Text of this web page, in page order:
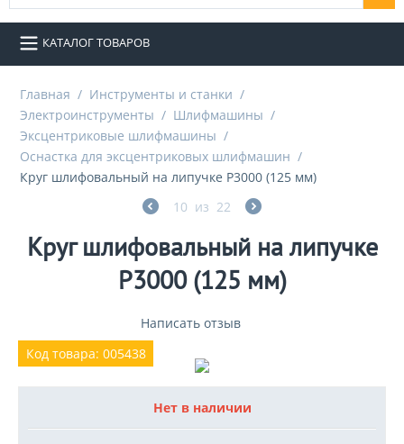
КАТАЛОГ ТОВАРОВ
Главная / Инструменты и станки /
Электроинструменты / Шлифмашины /
Эксцентриковые шлифмашины /
Оснастка для эксцентриковых шлифмашин /
Круг шлифовальный на липучке P3000 (125 мм)
10 из 22
Круг шлифовальный на липучке
P3000 (125 мм)
Написать отзыв
Код товара: 005438
Нет в наличии